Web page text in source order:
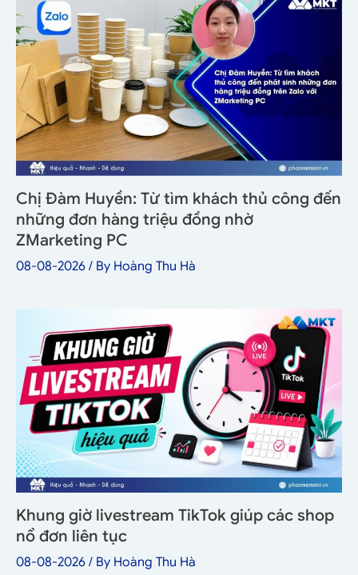
Chị Đàm Huyền: Từ tìm khách thủ công đến
những đơn hàng triệu đồng nhờ
ZMarketing PC
08-08-2026 / By Hoàng Thu Hà
Khung giờ livestream TikTok giúp các shop
nổ đơn liên tục
08-08-2026 / By Hoàng Thu Hà